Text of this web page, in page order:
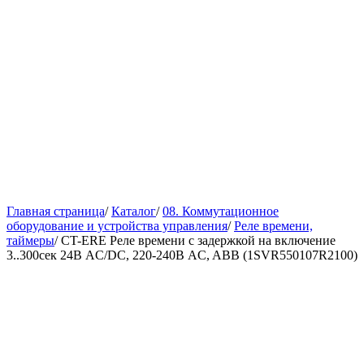
Главная страница/ Каталог/ 08. Коммутационное
оборудование и устройства управления/ Реле времени,
таймеры/ CT-ERE Реле времени с задержкой на включение
3..300сек 24В AC/DC, 220-240В AC, ABB (1SVR550107R2100)